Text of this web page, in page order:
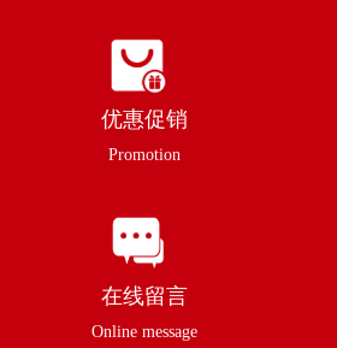
优惠促销
Promotion
在线留言
Online message